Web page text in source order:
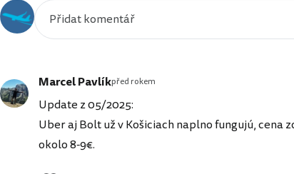
Marcel Pavlíkpřed rokem
Update z 05/2025:
Uber aj Bolt už v Košiciach naplno fungujú, cena
okolo 8-9€.